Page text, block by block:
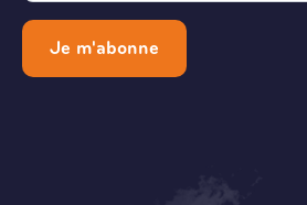
Je m'abonne